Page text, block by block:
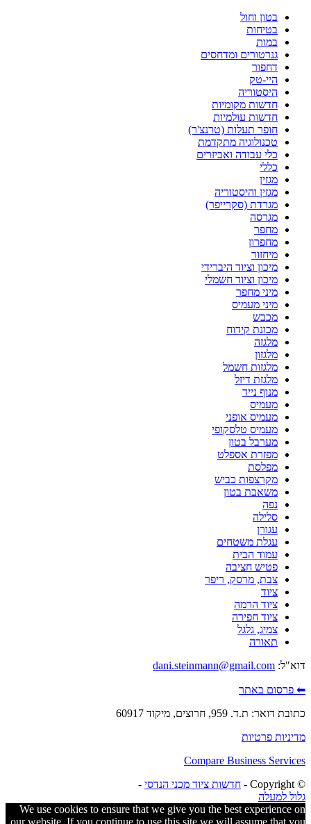
בטון וחול
בטיחות
במות
גנרטורים ומדחסים
דחפור
היי-טק
היסטוריה
חדשות מקומיות
חדשות עולמיות
חופר תעלות (טרנצ'ר)
טכנולוגיה מתקדמת
כלי עבודה ואביזרים
כללי
מגזין
מגזין והיסטוריה
מגרדת (סקרייפר)
מגרסה
מחפר
מחפרון
מיחזור
מיכון וציוד היברידי
מיכון וציוד חשמלי
מיני מחפר
מיני מעמיס
מכבש
מכונת קידוח
מלגזה
מלגזון
מלגזות חשמל
מלגזת דיזל
מנוף נייד
מעמיס
מעמיס אופני
מעמיס טלסקופי
מערבל בטון
מפזרת אספלט
מפלסת
מקרצפות כביש
משאבת בטון
נפה
סלילה
עגורן
עגלת משטחים
עמוד הבית
פטיש חציבה
צבת, מרסק, ריפר
ציוד
ציוד הרמה
ציוד חפירה
צמיג, גלגל
תאורה
דוא"ל: dani.steinmann@gmail.com
⬅ פרסום באתר
כתובת דואר: ת.ד. 959, חרוצים, מיקוד 60917
מדיניות פרטיות
Compare Business Services
© ‫Copyright -
חדשות ציוד מכני הנדסי -
גלול למעלה
We use cookies to ensure that we give you the best experience on
our website. If you continue to use this site we will assume that you